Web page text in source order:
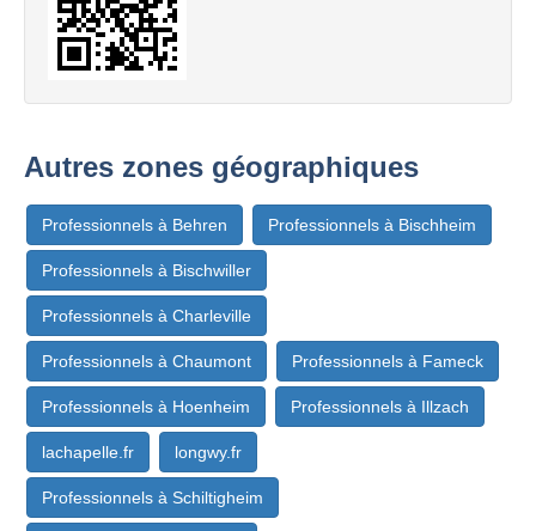
Autres zones géographiques
Professionnels à Behren Professionnels à Bischheim
Professionnels à Bischwiller
Professionnels à Charleville
Professionnels à Chaumont Professionnels à Fameck
Professionnels à Hoenheim Professionnels à Illzach
lachapelle.fr longwy.fr
Professionnels à Schiltigheim